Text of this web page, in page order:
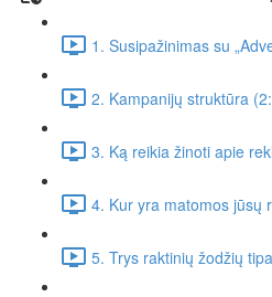
1. Susipažinimas su
2. Kampanijų struktūra
3. Ką reikia žinoti apie
4. Kur yra matomos jūsų
5. Trys raktinių žodžių